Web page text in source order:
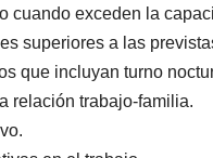
cuando exceden la
superiores a las
que incluyan turno
relación trabajo-familia.